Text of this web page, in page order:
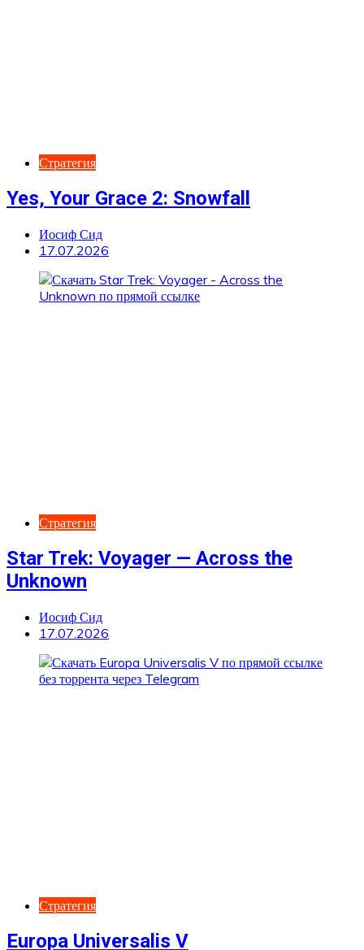
Стратегия
Yes, Your Grace 2: Snowfall
Иосиф Сид
17.07.2026
Стратегия
Star Trek: Voyager — Across the
Unknown
Иосиф Сид
17.07.2026
Стратегия
Europa Universalis V